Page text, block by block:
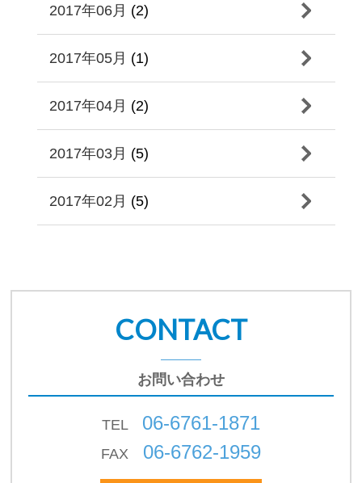
2017年06月 (2)
2017年05月 (1)
2017年04月 (2)
2017年03月 (5)
2017年02月 (5)
CONTACT
お問い合わせ
TEL 06-6761-1871
FAX 06-6762-1959